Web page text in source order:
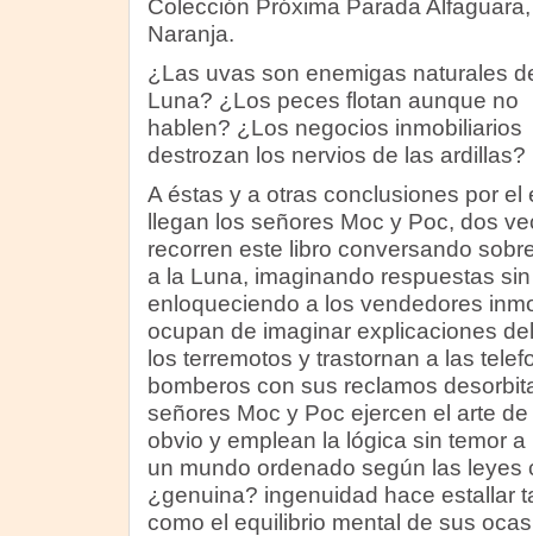
Colección Próxima Parada
Naranja.
¿Las uvas son enemigas naturales
Luna? ¿Los peces flotan aunque no
hablen? ¿Los negocios inmobiliarios
destrozan los nervios de las ardillas?
A éstas y a otras conclusiones por el
llegan los señores Moc y Poc, dos
recorren este libro conversando
a la Luna, imaginando respuestas
enloqueciendo a los vendedores
ocupan de imaginar explicaciones
los terremotos y trastornan a las
bomberos con sus reclamos
señores Moc y Poc ejercen el arte
obvio y emplean la lógica sin temor
un mundo ordenado según las leyes
¿genuina? ingenuidad hace estallar
como el equilibrio mental de sus